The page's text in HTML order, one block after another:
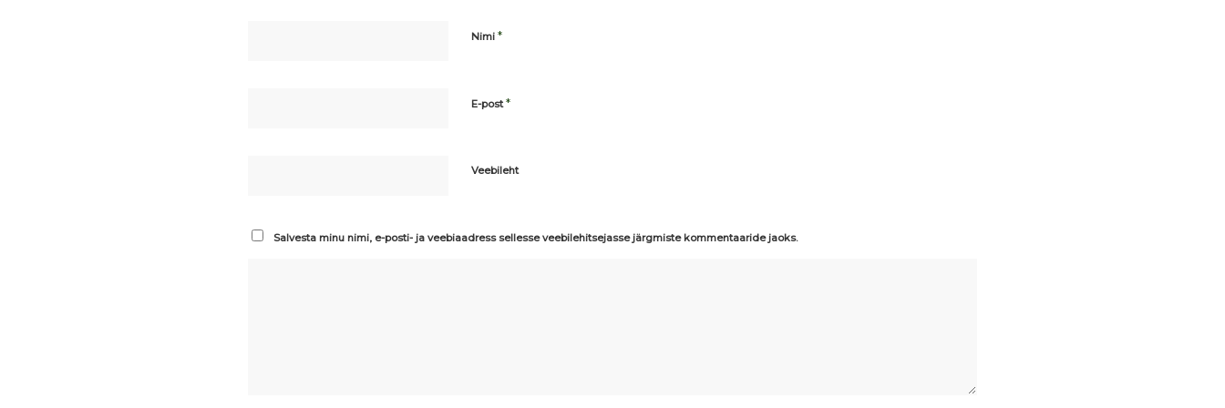
Nimi *
E-post*
Veebileht
Salvesta minu nimi, e-posti- ja veebiaadress sellesse veebilehitsejasse järgmiste kommentaaride jaoks.